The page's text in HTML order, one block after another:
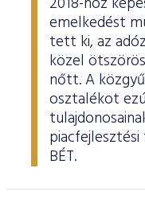
emelkedést
tett ki, az
közel
nőtt. A
osztalékot
BÉT.